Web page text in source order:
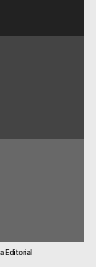
Editorial